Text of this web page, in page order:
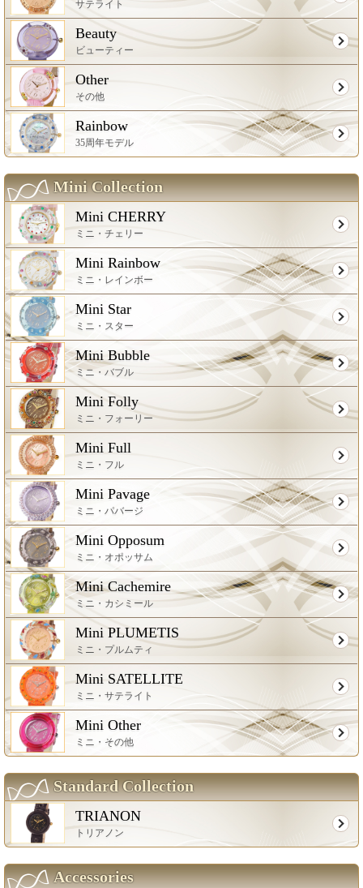
サテライト
Beauty
ビューティー
Other
その他
Rainbow
35周年モデル
Mini Collection
Mini CHERRY
ミニ・チェリー
Mini Rainbow
ミニ・レインボー
Mini Star
ミニ・スター
Mini Bubble
ミニ・バブル
Mini Folly
ミニ・フォーリー
Mini Full
ミニ・フル
Mini Pavage
ミニ・パバージ
Mini Opposum
ミニ・オポッサム
Mini Cachemire
ミニ・カシミール
Mini PLUMETIS
ミニ・プルムティ
Mini SATELLITE
ミニ・サテライト
Mini Other
ミニ・その他
Standard Collection
TRIANON
トリアノン
Accessories